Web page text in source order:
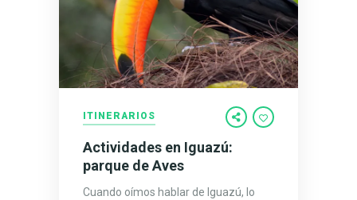
ITINERARIOS
Actividades en Iguazú:
parque de Aves
Cuando oímos hablar de Iguazú, lo